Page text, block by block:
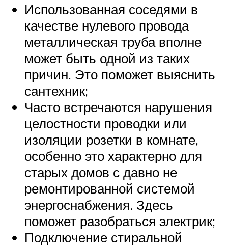
Использованная соседями в
качестве нулевого провода
металлическая труба вполне
может быть одной из таких
причин. Это поможет выяснить
сантехник;
Часто встречаются нарушения
целостности проводки или
изоляции розетки в комнате,
особенно это характерно для
старых домов с давно не
ремонтированной системой
энергоснабжения. Здесь
поможет разобраться электрик;
Подключение стиральной